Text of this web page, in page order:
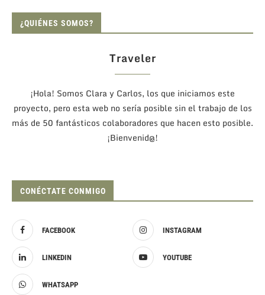
¿QUIÉNES SOMOS?
Traveler
¡Hola! Somos Clara y Carlos, los que iniciamos este
proyecto, pero esta web no sería posible sin el trabajo de los
más de 50 fantásticos colaboradores que hacen esto posible.
¡Bienvenid@!
CONÉCTATE CONMIGO
FACEBOOK INSTAGRAM
LINKEDIN YOUTUBE
WHATSAPP